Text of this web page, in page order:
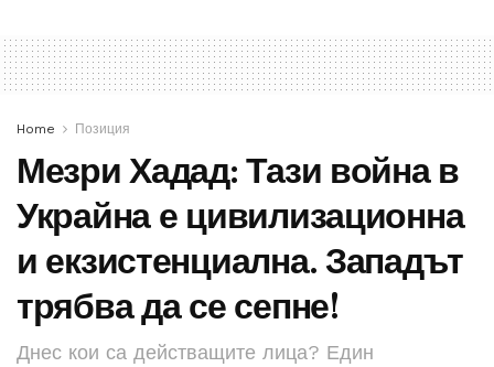
Home Позиция
Мезри Хадад: Тази война в
Украйна е цивилизационна
и екзистенциална. Западът
трябва да се сепне!
Днес кои са действащите лица? Един